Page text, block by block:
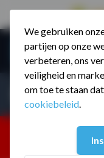
We gebruiken
partijen op onze
verbeteren, ons
veiligheid en
om toe te staan
cookiebeleid.
Ga naar de inhoud
Menu
Producten zoeken...
25% korting ivm
ZOMERMP. muv
zakelijk en dealer